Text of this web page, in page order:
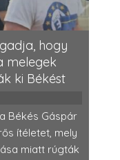
hogy
melegek
ki Békést
Békés Gáspár
ítéletet, mely
miatt rúgták